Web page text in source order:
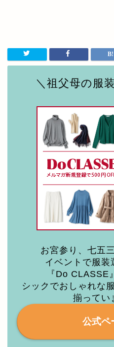
＼祖父母の服
お宮参り、七五
イベントで服装
『Do CLASSE
シックでおしゃれな
揃ってい
公式ペ